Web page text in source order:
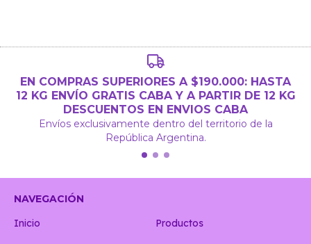
EN COMPRAS SUPERIORES A $190.000: HASTA
12 KG ENVÍO GRATIS CABA Y A PARTIR DE 12 KG
DESCUENTOS EN ENVIOS CABA
Envíos exclusivamente dentro del territorio de la
República Argentina.
NAVEGACIÓN
Inicio
Productos